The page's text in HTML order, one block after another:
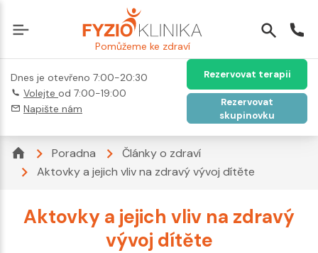
Pomůžeme ke zdraví
Dnes je otevřeno 7:00-20:30
Volejte od 7:00-19:00
Napište nám
Rezervovat terapii
Rezervovat
skupinovku
Poradna
Články o zdraví
Aktovky a jejich vliv na zdravý vývoj dítěte
Aktovky a jejich vliv na zdravý
vývoj dítěte